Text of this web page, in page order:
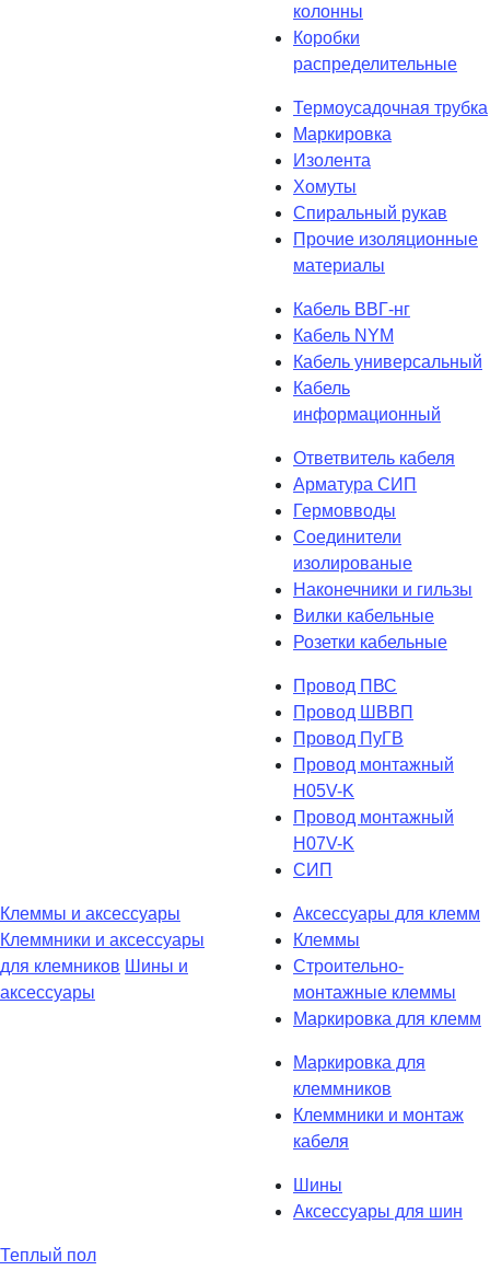
колонны
Коробки
распределительные
Термоусадочная трубка
Маркировка
Изолента
Хомуты
Спиральный рукав
Прочие изоляционные
материалы
Кабель ВВГ-нг
Кабель NYM
Кабель универсальный
Кабель
информационный
Ответвитель кабеля
Арматура СИП
Гермовводы
Соединители
изолированые
Наконечники и гильзы
Вилки кабельные
Розетки кабельные
Провод ПВС
Провод ШВВП
Провод ПуГВ
Провод монтажный
H05V-K
Провод монтажный
H07V-K
СИП
Клеммы и аксессуары
Клеммники и аксессуары
для клемников Шины и
аксессуары
Аксессуары для клемм
Клеммы
Строительно-
монтажные клеммы
Маркировка для клемм
Маркировка для
клеммников
Клеммники и монтаж
кабеля
Шины
Аксессуары для шин
Теплый пол